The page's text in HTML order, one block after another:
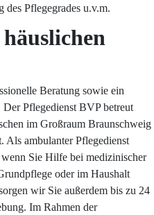
des Pflegegrades u.v.m.
häuslichen
Beratung sowie ein
Der Pflegedienst BVP betreut
im Großraum Braunschweig
Als ambulanter Pflegedienst
Sie Hilfe bei medizinischer
oder im Haushalt
wir Sie außerdem bis zu 24
Im Rahmen der